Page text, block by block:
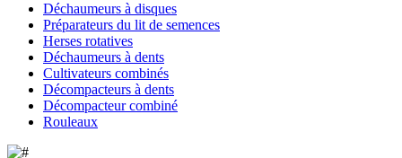
Déchaumeurs à disques
Préparateurs du lit de semences
Herses rotatives
Déchaumeurs à dents
Cultivateurs combinés
Décompacteurs à dents
Décompacteur combiné
Rouleaux